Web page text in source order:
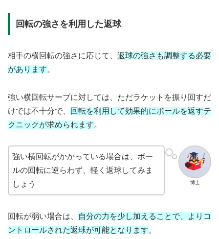
回転の強さを利用した返球
相手の横回転の強さに応じて、 返球の強さも調整する必要
があります。
強い横回転サーブに対しては、ただラケットを振り回すだ
けでは不十分で、
回転を利用して効果的にボールを返すテ
クニックが求められます。
博士
強い横回転がかかっている場合は、ボー
ルの回転に逆らわず、軽く返球してみま
しょう
回転が弱い場合は、
自分の力を少し加えることで、よりコ
ントロールされた返球が可能となります。